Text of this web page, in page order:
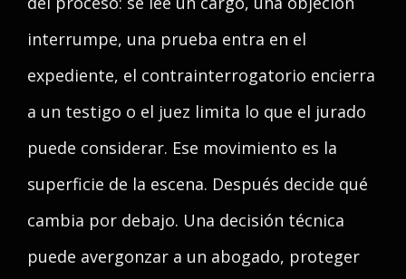
interrumpe, una prueba entra en el
expediente, el contrainterrogatorio encierra
a un testigo o el juez limita lo que el jurado
puede considerar. Ese movimiento es la
superficie de la escena. Después decide qué
cambia por debajo. Una decisión técnica
puede avergonzar a un abogado, proteger